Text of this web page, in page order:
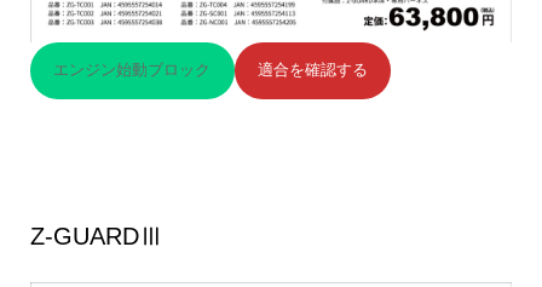
エンジン始動ブロック 適合を確認する
Z-GUARDⅢ